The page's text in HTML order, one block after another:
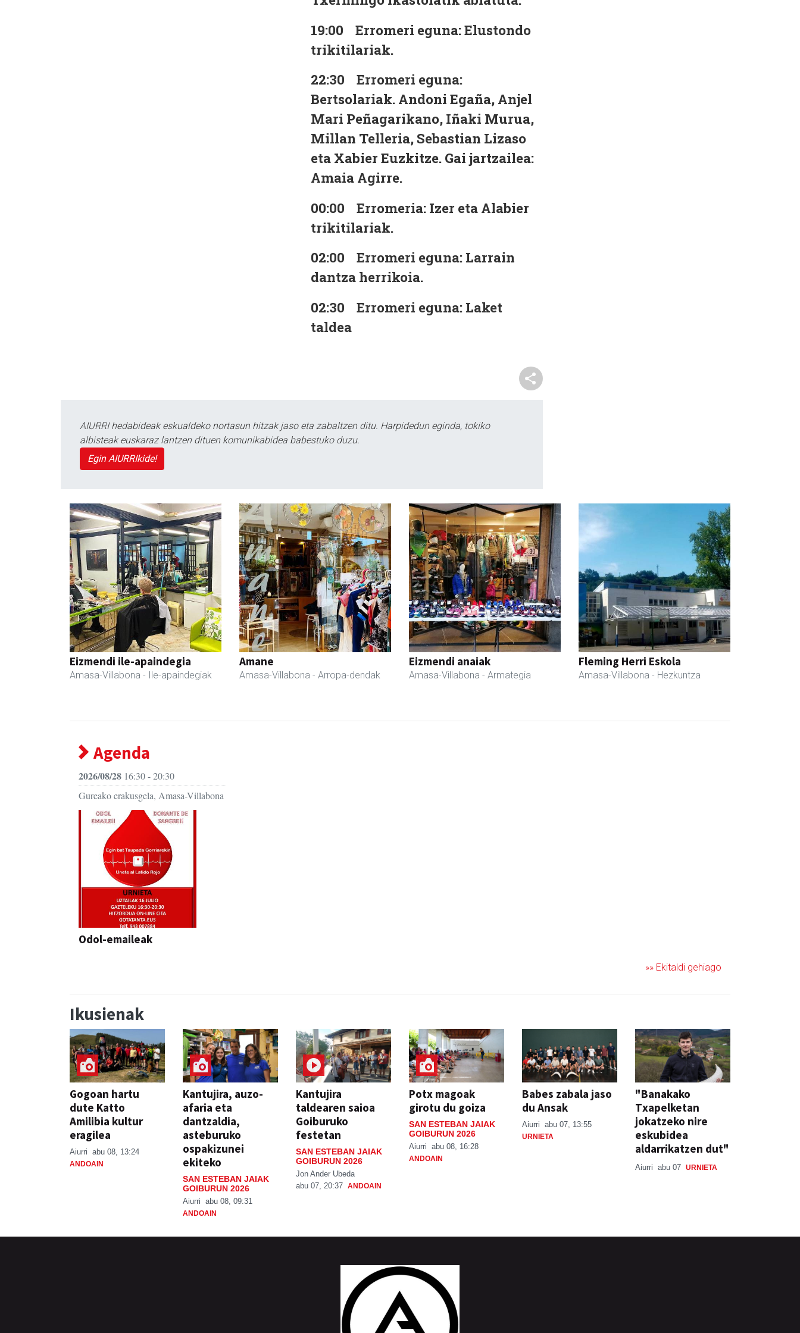
19:00
Erromeri eguna: Elustondo
trikitilariak.
22:30 Erromeri eguna:
Bertsolariak. Andoni Egaña, Anjel
Mari Peñagarikano, Iñaki Murua,
Millan Telleria, Sebastian Lizaso
eta Xabier Euzkitze. Gai jartzailea:
Amaia Agirre.
00:00
Erromeria: Izer eta Alabier
trikitilariak.
02:00
Erromeri eguna: Larrain
dantza herrikoia.
02:30 Erromeri eguna: Laket
taldea
AIURRI hedabideak eskualdeko nortasun hitzak jaso eta zabaltzen ditu. Harpidedun eginda, tokiko
albisteak euskaraz lantzen dituen komunikabidea babestuko duzu.
Egin AIURRIkide!
Eizmendi ile-apaindegia
Amasa-Villabona - Ile-apaindegiak
Amane
Amasa-Villabona - Arropa-dendak
Eizmendi anaiak
Amasa-Villabona - Armategia
Fleming Herri Eskola
Amasa-Villabona - Hezkuntza
Agenda
2026/08/28 16:30 - 20:30
Gureako erakusgela, Amasa-Villabona
Odol-emaileak
»» Ekitaldi gehiago
Ikusienak
Gogoan hartu
dute Katto
Amilibia kultur
eragilea
Aiurri abu 08, 13:24
ANDOAIN
Kantujira, auzo-
afaria eta
dantzaldia,
asteburuko
ospakizunei
ekiteko
SAN ESTEBAN JAIAK
GOIBURUN 2026
Aiurri abu 08, 09:31
ANDOAIN
Kantujira
taldearen saioa
Goiburuko
festetan
SAN ESTEBAN JAIAK
GOIBURUN 2026
Jon Ander Ubeda
abu 07, 20:37 ANDOAIN
Potx magoak
girotu du goiza
SAN ESTEBAN JAIAK
GOIBURUN 2026
Aiurri abu 08, 16:28
ANDOAIN
Babes zabala jaso
du Ansak
Aiurri abu 07, 13:55
URNIETA
"Banakako
Txapelketan
jokatzeko nire
eskubidea
aldarrikatzen dut"
Aiurri abu 07 URNIETA